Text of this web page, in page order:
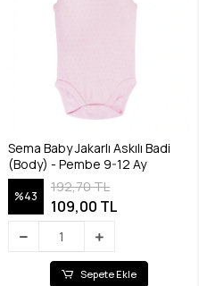
Sema Baby Jakarlı Askılı Badi
(Body) - Pembe 9-12 Ay
%43
192,70 TL
109,00 TL
Sepete Ekle